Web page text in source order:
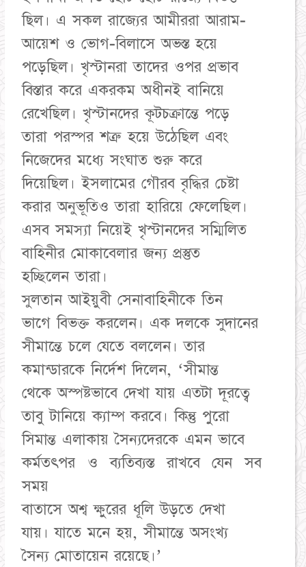
ছিল। এ সকল রাজ্যের আমীররা আরাম-
আয়েশ ও ভোগ-বিলাসে অভস্ত হয়ে
পড়েছিল। খৃস্টানরা তাদের ওপর প্রভাব
বিস্তার করে একরকম অধীনই বানিয়ে
রেখেছিল। খৃস্টানদের কূটচক্রান্তে পড়ে
তারা পরস্পর শত্রু হয়ে উঠেছিল এবং
নিজেদের মধ্যে সংঘাত শুরু করে
দিয়েছিল। ইসলামের গৌরব বৃদ্ধির চেষ্টা
করার অনুভূতিও তারা হারিয়ে ফেলেছিল।
এসব সমস্যা নিয়েই খৃস্টানদের সম্মিলিত
বাহিনীর মোকাবেলার জন্য প্রস্তুত
হচ্ছিলেন তারা।
সুলতান আইয়ুবী সেনাবাহিনীকে তিন
ভাগে বিভক্ত করলেন। এক দলকে সুদানের
সীমান্তে চলে যেতে বললেন। তার
কমান্ডারকে নির্দেশ দিলেন, ‘সীমান্ত
থেকে অস্পষ্টভাবে দেখা যায় এতটা দূরত্বে
তাবু টানিয়ে ক্যাম্প করবে। কিন্তু পুরো
সিমান্ত এলাকায় সৈন্যদেরকে এমন ভাবে
কর্মতৎপর ও ব্যতিব্যস্ত রাখবে যেন সব
সময়
বাতাসে অশ্ব ক্ষুরের ধূলি উড়তে দেখা
যায়। যাতে মনে হয়, সীমান্তে অসংখ্য
সৈন্য মোতায়েন রয়েছে।’